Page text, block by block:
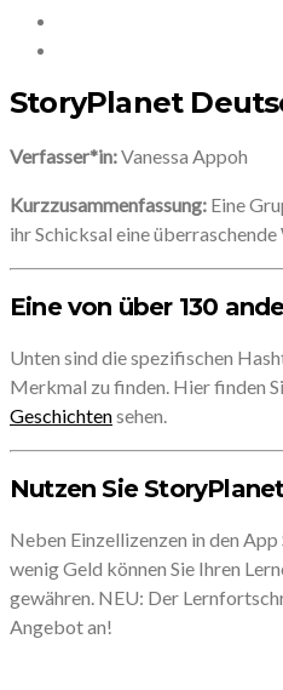
StoryPlanet
Verfasser*in:Vanessa
Kurzzusammenfassung: Eine
ihr Schicksal eine überraschende
Eine von über 130
Unten sind die spezifischen
Merkmal zu finden. Hier finden
Geschichtensehen.
Nutzen Sie
Neben Einzellizenzen in den
wenig Geld können Sie Ihren
gewähren. NEU: Der
Angebot an!